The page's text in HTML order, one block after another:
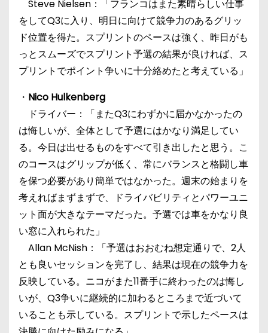
Steve Nielsen：「フランコはまた素晴らしい仕事
をしてQ3に入り、明日に向けて競争力のあるグリッ
ド位置を得た。スプリントのペースは強く、昨日がも
っとスムーズでスプリント予選の結果が良ければ、ス
プリントでポイント争いに十分絡めたと考えている」
・ Nico Hulkenberg
ドライバー：「またQ3にわずかに届かなかったの
は悔しいが、全体として予選にはかなり満足してい
る。今日は出せるものをすべて引き出したと思う。こ
のコースはグリップが低く、常にバランスと格闘し車
を保つ必要があり簡単ではなかった。週末の始まりを
考えればまずまずで、ドライバビリティとパワーユニ
ット面が大きなテーマだった。予選では車をかなり良
い窓に入れられた」
Allan McNish：「予選はおおむね想定通りで、2人
とも良いセッションを完了し、結果は現在の競争力を
反映している。ニコがまた11番手に終わったのは悔し
いが、Q3争いに継続的に加わるところまで近づいて
いることも示している。スプリントで示したペースは